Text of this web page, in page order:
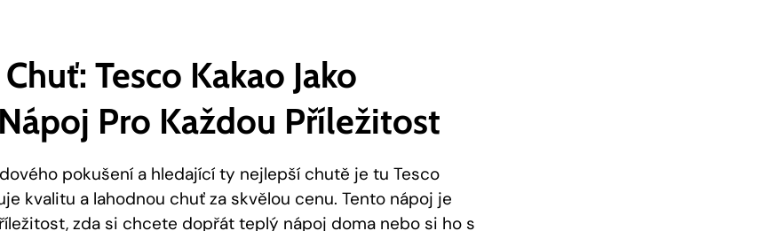
Tesco⁣ Kakao ‌jako
Pro ⁤každou Příležitost
pokušení ⁤a hledající ty⁣ nejlepší chutě je⁤ tu Tesco
kvalitu a lahodnou chuť ‍za⁣ skvělou cenu. Tento nápoj je
⁢zda​ si​ chcete dopřát ⁤teplý nápoj​ doma nebo ‍si⁢ ho s⁢